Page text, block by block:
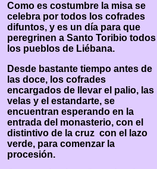
Como es costumbre la misa se
celebra por todos los cofrades
difuntos, y es un día para que
peregrinen a Santo Toribio todos
los pueblos de Liébana.
Desde bastante tiempo antes de
las doce, los cofrades
encargados de llevar el palio, las
velas y el estandarte, se
encuentran esperando en la
entrada del monasterio, con el
distintivo de la cruz con el lazo
verde, para comenzar la
procesión.